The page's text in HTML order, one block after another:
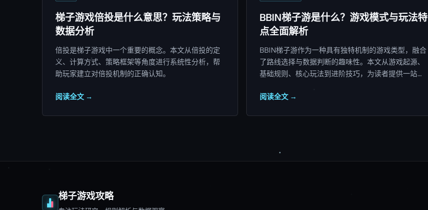
梯子游戏倍投是什么意思？玩法策略与
数据分析
倍投是梯子游戏中一个重要的概念。本文从倍投的定
义、计算方式、策略框架等角度进行系统性分析，帮
助玩家建立对倍投机制的正确认知。
阅读全文 →
BBIN梯子游是什么？游戏模式与玩法特
点全面解析
BBIN梯子游作为一种具有独特机制的游戏类型，融合
了路线选择与数据判断的趣味性。本文从游戏起源、
基础规则、核心玩法到进阶技巧，为读者提供一站式
阅读全文 →
梯子游戏攻略